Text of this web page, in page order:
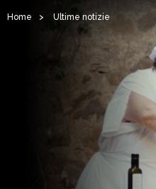
Home > Ultime notizie